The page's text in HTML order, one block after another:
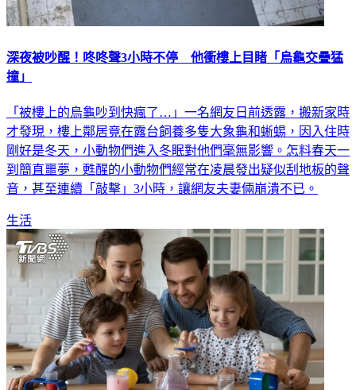
深夜被吵醒！咚咚聲3小時不停 他衝樓上目睹「烏龜交疊猛
撞」
「被樓上的烏龜吵到快瘋了…」一名網友日前透露，搬新家時
才發現，樓上鄰居竟在露台飼養多隻大象龜和蜥蜴，因入住時
剛好是冬天，小動物們進入冬眠對他們毫無影響。怎料春天一
到簡直噩夢，甦醒的小動物們經常在凌晨發出疑似刮地板的聲
音，甚至連續「敲擊」3小時，讓網友夫妻倆崩潰不已。
生活